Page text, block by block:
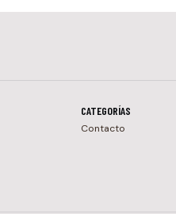
CATEGORÍAS
Contacto